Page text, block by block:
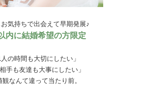
気持ちで出会えて早期発展♪
内に結婚希望の方限定
人の時間も大切にしたい」
相手も友達も大事にしたい」
観なんて違って当たり前。